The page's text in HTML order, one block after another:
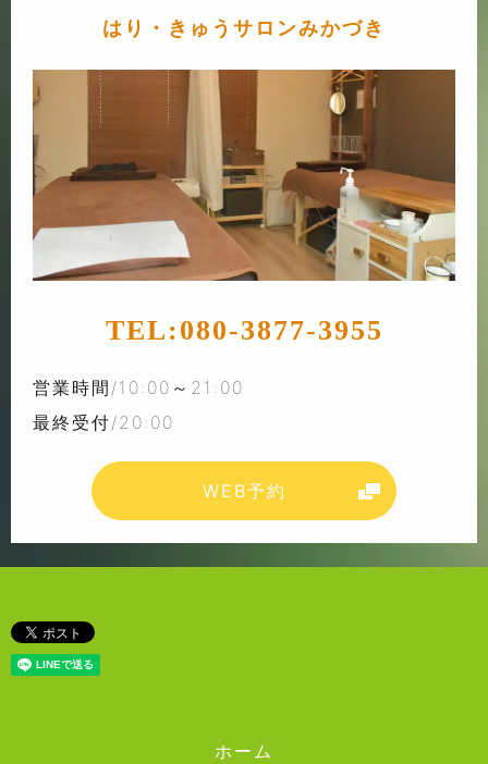
はり・きゅうサロンみかづき
TEL:080-3877-3955
営業時間/10:00～21:00
最終受付/20:00
WEB予約
ホーム